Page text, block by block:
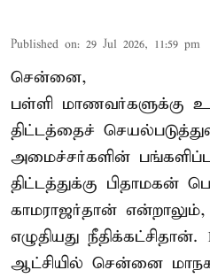
Published on: 29 Jul 2026, 11:59 pm
சென்னை,
பள்ளி மாணவர்களுக்கு
திட்டத்தைச்
அமைச்சர்களின்
திட்டத்துக்கு பிதாமகன்
காமராஜர்தான்
எழுதியது நீதிக்கட்சிதான்.
ஆட்சியில் சென்னை